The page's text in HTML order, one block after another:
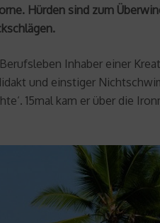
Hürden sind zum
Inhaber einer
und einstiger
15mal kam er über die